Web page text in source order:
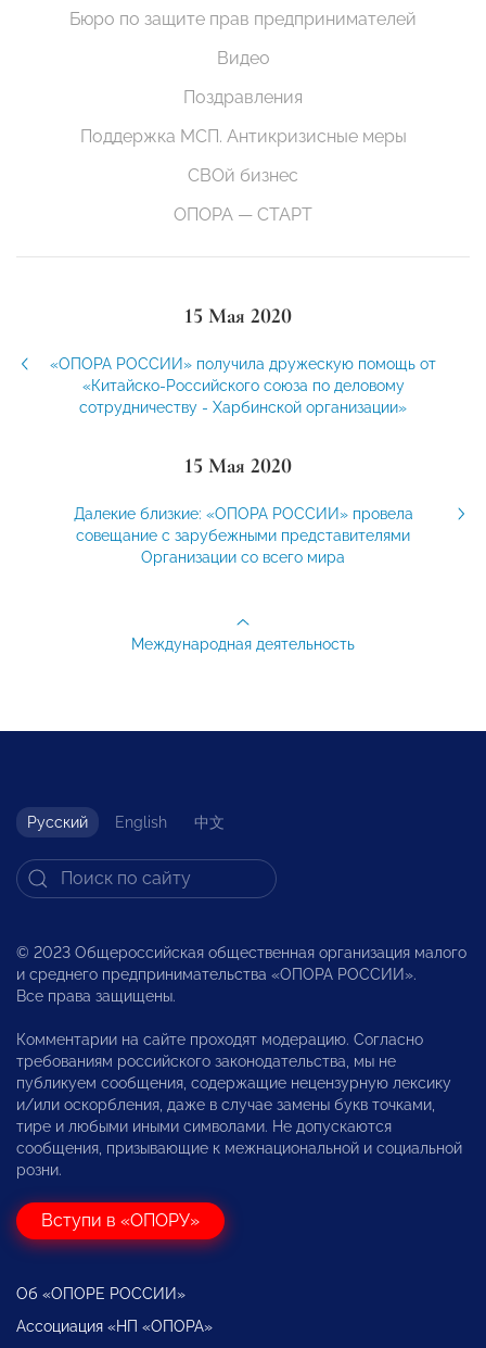
Бюро по защите прав предпринимателей
Видео
Поздравления
Поддержка МСП. Антикризисные меры
СВОй бизнес
ОПОРА — СТАРТ
15 Мая 2020
«ОПОРА РОССИИ» получила дружескую помощь от
«Китайско-Российского союза по деловому
сотрудничеству - Харбинской организации»
15 Мая 2020
Далекие близкие: «ОПОРА РОССИИ» провела
совещание с зарубежными представителями
Организации со всего мира
Международная деятельность
Русский English 中文
© 2023 Общероссийская общественная организация малого
и среднего предпринимательства «ОПОРА РОССИИ».
Все права защищены.
Комментарии на сайте проходят модерацию. Согласно
требованиям российского законодательства, мы не
публикуем сообщения, содержащие нецензурную лексику
и/или оскорбления, даже в случае замены букв точками,
тире и любыми иными символами. Не допускаются
сообщения, призывающие к межнациональной и социальной
розни.
Вступи в «ОПОРУ»
Об «ОПОРЕ РОССИИ»
Ассоциация «НП «ОПОРА»